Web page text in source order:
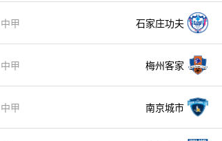
中甲 石家庄功夫
中甲 梅州客家
中甲 南京城市